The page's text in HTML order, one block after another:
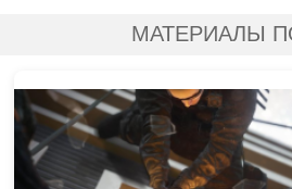
МАТЕРИАЛЫ